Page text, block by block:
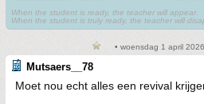
When the student is ready, the teacher will appear.
When the student is truly ready, the teacher will
• woensdag 1 april
Mutsaers__78
Moet nou echt alles een revival